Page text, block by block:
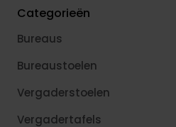
Categorieën
Bureaus
Bureaustoelen
Vergaderstoelen
Vergadertafels